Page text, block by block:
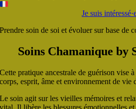
Je suis
Prendre soin de soi et évoluer sur base de
Soins Chamanique by
Cette pratique ancestrale de guérison vise
corps, esprit, âme et environnement de vie
Le soin agit sur les vieilles mémoires et
vital. Il libère les blessures émotionnelles